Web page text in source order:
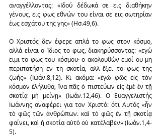
αναγγέλλοντας: «Ιδού δέδωκά σε εις διαθήκην
γένους, εις φως εθνών του είναι σε εις σωτηρίαν
έως εσχάτου της γης» (Ησ.49,6).
Ο Χριστός δεν έφερε απλά το φως στον κόσμο,
αλλά είναι ο Ίδιος το φως, διακηρύσσοντας: «εγώ
ειμι το φως του κόσμου· ο ακολουθών εμοί ου μη
περιπατήση εν τη σκοτία, αλλ ἕξει το φως της
ζωής» (Ιωάν.8,12). Κι ακόμα: «ἐγὼ φῶς εἰς τὸν
κόσμον ἐλήλυθα, ἵνα πᾶς ὁ πιστεύων εἰς ἐμὲ ἐν τῇ
σκοτίᾳ μὴ μείνῃ» (Ιωάν.12,46). Ο Ευαγγελιστής
Ιωάννης αναφέρει για τον Χριστό: ότι Αυτός «ἦν
τὸ φῶς τῶν ἀνθρώπων. καὶ τὸ φῶς ἐν τῇ σκοτίᾳ
φαίνει, καὶ ἡ σκοτία αὐτὸ οὐ κατέλαβεν» (Ιωάν.1,4-
5).